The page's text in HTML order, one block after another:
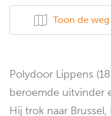
Toon de weg
Polydoor Lippens
beroemde uitvinder
Hij trok naar